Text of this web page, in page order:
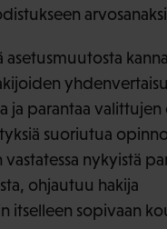
asetusmuutosta
ja parantaa
suoriutua
vastatessa nykyistä
ohjautuu hakija
itselleen sopivaan